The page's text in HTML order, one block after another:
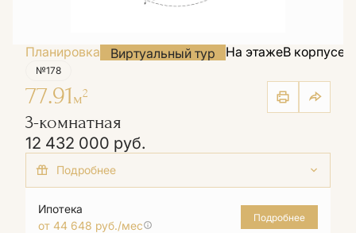
Планировка Виртуальный тур На этажеВ корпусе
№178
77.91м2
3-комнатная
12 432 000 руб.
+2 акции
Базовая ипотека от 12,5% на весь срок
Ипотека
от 44 648 руб./мес
Подробнее